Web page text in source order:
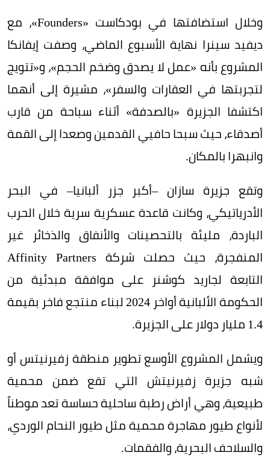
وخلال استضافتها في بودكاست «Founders»، مع
ديفيد سينرا نهاية الأسبوع الماضي، وصفت إيفانكا
المشروع بأنه «عمل لا يصدق وضخم الحجم»، و«تتويج
لتجربتها في العقارات والسفر»، مشيرة إلى أنهما
اكتشفا الجزيرة «بالصدفة» أثناء سباحة من قارب
أصدقاء، حيث سبحا حافيي القدمين وصعدا إلى القمة
وانبهرا بالمكان.
وتقع جزيرة سازان –أكبر جزر ألبانيا– في البحر
الأدرياتيكي، وكانت قاعدة عسكرية سرية خلال الحرب
الباردة، مليئة بالتحصينات والأنفاق والذخائر غير
المنفجرة، حيث حصلت شركة Affinity Partners
التابعة لجاريد كوشنر على موافقة مبدئية من
الحكومة الألبانية أواخر 2024 لبناء منتجع فاخر بقيمة
1.4 مليار دولار على الجزيرة.
ويشمل المشروع الأوسع تطوير منطقة زفيرنيتس أو
شبه جزيرة زفيرنيتش التي تقع ضمن محمية
طبيعية، وهي أراض رطبة ساحلية حساسة تعد موطناً
لأنواع طيور مهاجرة محمية مثل طيور النحام الوردي،
والسلاحف البحرية، والفقمات.